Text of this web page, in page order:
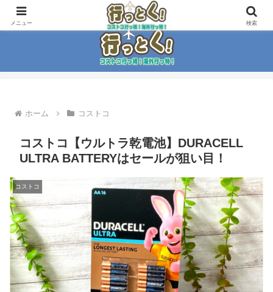
コストコ大好き家族がイチ押商品紹介！！
ホーム コストコ
コストコ【ウルトラ乾電池】DURACELL
ULTRA BATTERYはセールが狙い目！
コストコ
メニュー 検索